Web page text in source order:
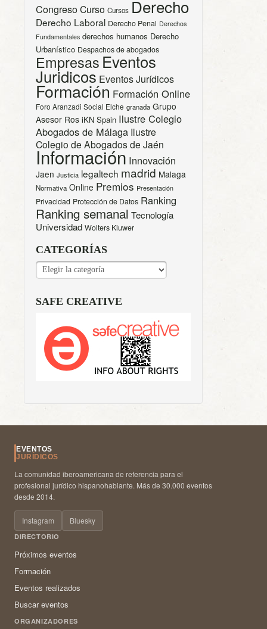
CongresoCurso Cursos Derecho
Derecho Laboral Derecho Penal Derechos
Fundamentales derechos humanos Derecho
Urbanístico Despachos de abogados
Empresas Eventos
Juridicos Eventos Jurídicos
Formación Formación Online
Foro Aranzadi Social Elche granada Grupo
Asesor Ros iKN Spain Ilustre Colegio
Abogados de Málaga Ilustre
Colegio de Abogados de Jaén
Información Innovación
Jaen Justicia legaltech madrid Malaga
Normativa Online Premios Presentación
Privacidad Protección de Datos Ranking
Ranking semanal Tecnología
Universidad Wolters Kluwer
CATEGORÍAS
CATEGORÍAS
SAFE CREATIVE
EVENTOS
JURÍDICOS
La comunidad iberoamericana de referencia para el
profesional jurídico hispanohablante. Más de 30.000 eventos
desde 2014.
Instagram Bluesky
DIRECTORIO
Próximos eventos
Formación
Eventos realizados
Buscar eventos
ORGANIZADORES